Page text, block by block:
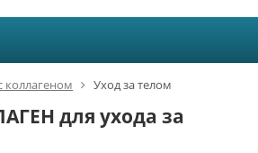
коллагеном Уход за телом
для ухода за